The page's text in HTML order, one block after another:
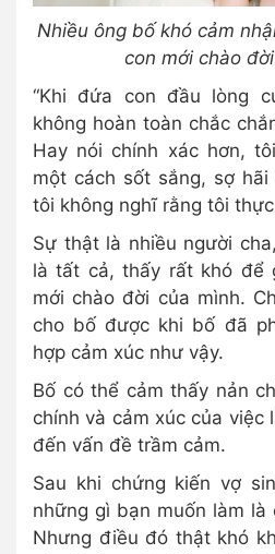
Nhiều ông bố khó cảm
con mới chào
“Khi đứa con đầu lòng
không hoàn toàn chắc
Hay nói chính xác hơn,
một cách sốt sắng, sợ
tôi không nghĩ rằng tôi
Sự thật là nhiều người
là tất cả, thấy rất khó để
mới chào đời của mình.
cho bố được khi bố đã
hợp cảm xúc như vậy.
Bố có thể cảm thấy nản
chính và cảm xúc của việc
đến vấn đề trầm cảm.
Sau khi chứng kiến ​​vợ
những gì bạn muốn làm là
Nhưng điều đó thật khó